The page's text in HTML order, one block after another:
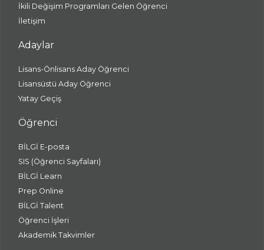
İkili Değişim Programları Gelen Öğrenci
İletişim
Adaylar
Lisans-Önlisans Aday Öğrenci
Lisansüstü Aday Öğrenci
Yatay Geçiş
Öğrenci
BİLGİ E-posta
SIS (Öğrenci Sayfaları)
BİLGİ Learn
Prep Online
BİLGİ Talent
Öğrenci İşleri
Akademik Takvimler